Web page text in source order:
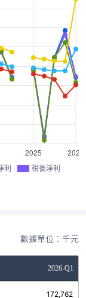
利
稅後淨利
數據單位：千元
2026-Q1
172,762